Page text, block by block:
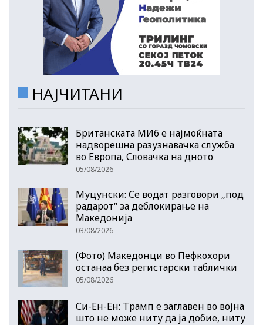
НАЈЧИТАНИ
Британската МИ6 е најмоќната
надворешна разузнавачка служба
во Европа, Словачка на дното
05/08/2026
Муцунски: Се водат разговори „под
радарот“ за деблокирање на
Македонија
03/08/2026
(Фото) Македонци во Пефкохори
останаа без регистарски таблички
05/08/2026
Си-Ен-Ен: Трамп е заглавен во војна
што не може ниту да ја добие, ниту